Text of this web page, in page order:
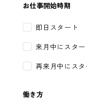
お仕事開始時期
即日スタート
来月中にスター
再来月中にスタ
働き方